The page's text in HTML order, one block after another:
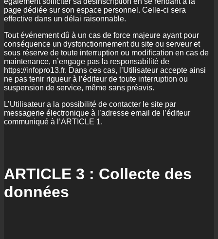
page dédiée sur son espace personnel. Celle-ci sera
effective dans un délai raisonnable.
Tout événement dû à un cas de force majeure ayant pour
conséquence un dysfonctionnement du site ou serveur et
sous réserve de toute interruption ou modification en cas de
maintenance, n’engage pas la responsabilité de
https://infopro13.fr. Dans ces cas, l’Utilisateur accepte ainsi
ne pas tenir rigueur à l’éditeur de toute interruption ou
suspension de service, même sans préavis.
L’Utilisateur a la possibilité de contacter le site par
messagerie électronique à l’adresse email de l’éditeur
communiqué à l’ARTICLE 1.
ARTICLE 3 : Collecte des
données